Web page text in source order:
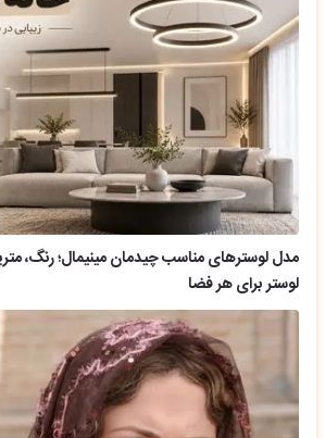
مدل لوسترهای مناسب چیدمان مینیمال؛ رنگ،
لوستر برای هر فضا